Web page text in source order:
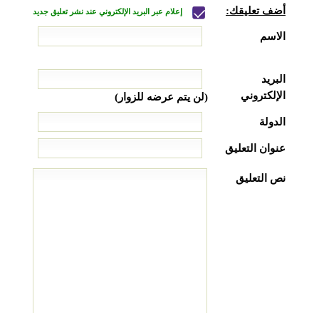
أضف تعليقك: إعلام عبر البريد الإلكتروني عند نشر تعليق جديد
الاسم
البريد
الإلكتروني
(لن يتم عرضه للزوار)
الدولة
عنوان التعليق
نص التعليق